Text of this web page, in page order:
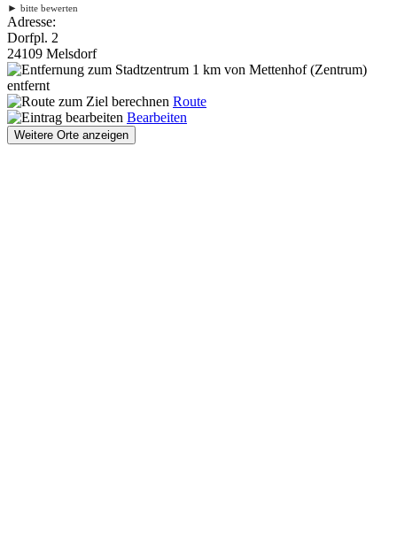
► bitte bewerten
Adresse:
Dorfpl. 2
24109 Melsdorf
1 km von Mettenhof (Zentrum)
entfernt
Route
Bearbeiten
Weitere Orte anzeigen